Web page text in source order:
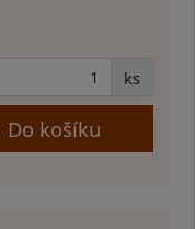
ks
Do košíku